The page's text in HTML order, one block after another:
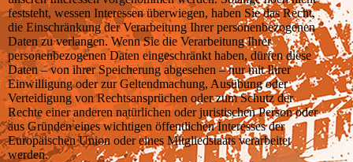
feststeht, wessen Interessen überwiegen, haben Sie das Recht,
die Einschränkung der Verarbeitung Ihrer personenbezogenen
Daten zu verlangen. Wenn Sie die Verarbeitung Ihrer
personenbezogenen Daten eingeschränkt haben, dürfen diese
Daten – von ihrer Speicherung abgesehen – nur mit Ihrer
Einwilligung oder zur Geltendmachung, Ausübung oder
Verteidigung von Rechtsansprüchen oder zum Schutz der
Rechte einer anderen natürlichen oder juristischen Person oder
aus Gründen eines wichtigen öffentlichen Interesses der
Europäischen Union oder eines Mitgliedstaats verarbeitet
werden.